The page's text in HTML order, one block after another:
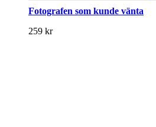
Fotografen som kunde vänta
259 kr